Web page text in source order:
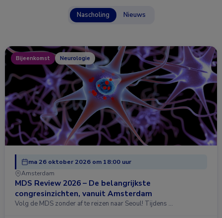
Nascholing Nieuws
Bijeenkomst Neurologie
ma 26 oktober 2026 om 18:00 uur
Amsterdam
MDS Review 2026 – De belangrijkste
congresinzichten, vanuit Amsterdam
Volg de MDS zonder af te reizen naar Seoul! Tijdens …